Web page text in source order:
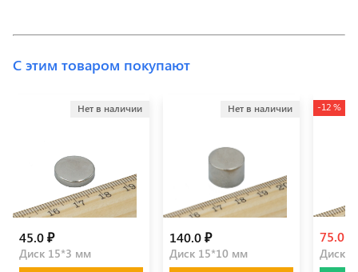
С этим товаром покупают
Нет в наличии
45.0 ₽
Диск 15*3 мм
Нет в наличии
140.0 ₽
Диск 15*10 мм
-12 %
75.0 ₽
Диск